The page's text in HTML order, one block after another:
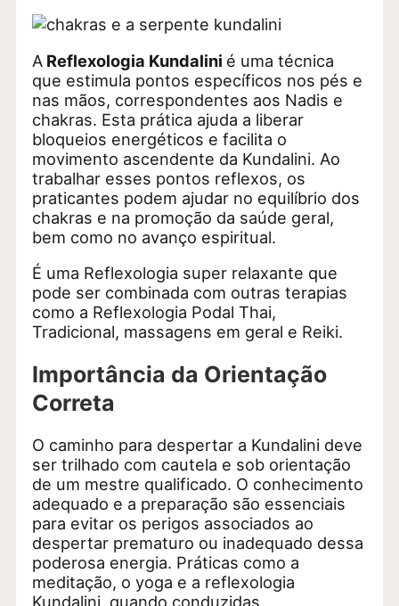
A Reflexologia Kundalini é uma técnica
que estimula pontos específicos nos pés e
nas mãos, correspondentes aos Nadis e
chakras. Esta prática ajuda a liberar
bloqueios energéticos e facilita o
movimento ascendente da Kundalini. Ao
trabalhar esses pontos reflexos, os
praticantes podem ajudar no equilíbrio dos
chakras e na promoção da saúde geral,
bem como no avanço espiritual.
É uma Reflexologia super relaxante que
pode ser combinada com outras terapias
como a Reflexologia Podal Thai,
Tradicional, massagens em geral e Reiki.
Importância da Orientação
Correta
O caminho para despertar a Kundalini deve
ser trilhado com cautela e sob orientação
de um mestre qualificado. O conhecimento
adequado e a preparação são essenciais
para evitar os perigos associados ao
despertar prematuro ou inadequado dessa
poderosa energia. Práticas como a
meditação, o yoga e a reflexologia
Kundalini, quando conduzidas